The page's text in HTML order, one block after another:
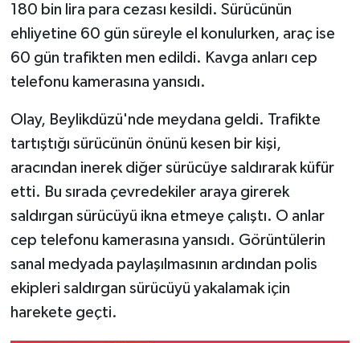
180 bin lira para cezası kesildi. Sürücünün
ehliyetine 60 gün süreyle el konulurken, araç ise
60 gün trafikten men edildi. Kavga anları cep
telefonu kamerasına yansıdı.
Olay, Beylikdüzü'nde meydana geldi. Trafikte
tartıştığı sürücünün önünü kesen bir kişi,
aracından inerek diğer sürücüye saldırarak küfür
etti. Bu sırada çevredekiler araya girerek
saldırgan sürücüyü ikna etmeye çalıştı. O anlar
cep telefonu kamerasına yansıdı. Görüntülerin
sanal medyada paylaşılmasının ardından polis
ekipleri saldırgan sürücüyü yakalamak için
harekete geçti.
Siyaset
Sokak Hayvanlarını Sahiplendirme
Sonsöz Özel
Spor
Vasıta
Yaşam